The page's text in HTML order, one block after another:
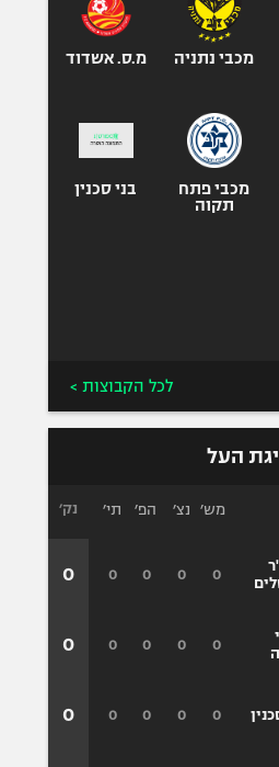
אופניים
ספורט מוטורי
פוטבול אמריקאי NFL
בייסבול MLB
ספורט אתגרי
ואקסטרים
מכבי נתניה מ.ס. אשדוד
מכבי פתח
תקוה
בני סכנין
לכל הקבוצות >
העל
מש׳ נצ׳ הפ׳ תי׳
0
0
0
0
0
0
0
0
0
0
0
0
נק׳
0
0
0